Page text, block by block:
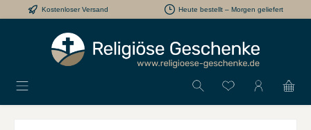
Zum Hauptinhalt springen
Kostenloser Versand Heute bestellt – Morgen geliefert
Du hast 0